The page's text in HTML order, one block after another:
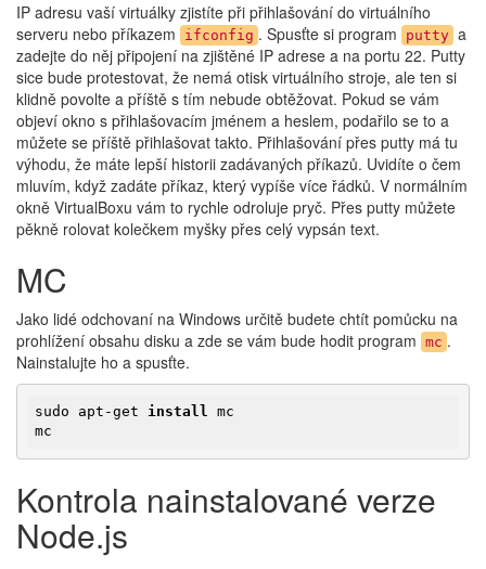
IP adresu vaší virtuálky zjistíte při přihlašování do virtuálního
serveru nebo příkazem
ifconfig . Spusťte si program putty a
zadejte do něj připojení na zjištěné IP adrese a na portu 22. Putty
sice bude protestovat, že nemá otisk virtuálního stroje, ale ten si
klidně povolte a příště s tím nebude obtěžovat. Pokud se vám
objeví okno s přihlašovacím jménem a heslem, podařilo se to a
můžete se příště přihlašovat takto. Přihlašování přes putty má tu
výhodu, že máte lepší historii zadávaných příkazů. Uvidíte o čem
mluvím, když zadáte příkaz, který vypíše více řádků. V normálním
okně VirtualBoxu vám to rychle odroluje pryč. Přes putty můžete
pěkně rolovat kolečkem myšky přes celý vypsán text.
MC
Jako lidé odchovaní na Windows určitě budete chtít pomůcku na
prohlížení obsahu disku a zde se vám bude hodit program mc .
Nainstalujte ho a spusťte.
sudo apt-get install mc
mc
Kontrola nainstalované verze
Node.js